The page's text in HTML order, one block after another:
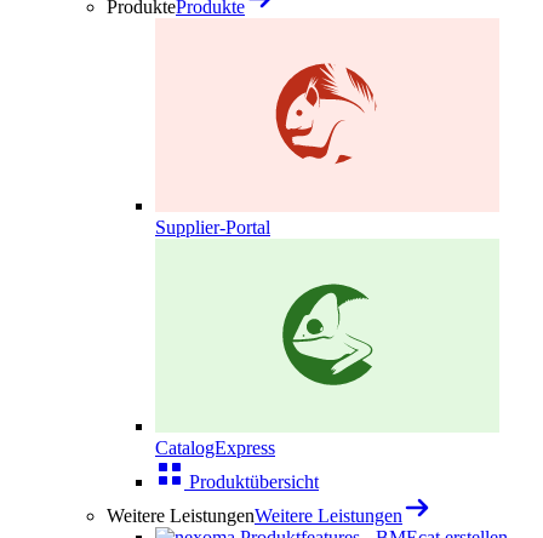
ProdukteProdukte
Supplier-Portal
CatalogExpress
Produktübersicht
Weitere LeistungenWeitere Leistungen